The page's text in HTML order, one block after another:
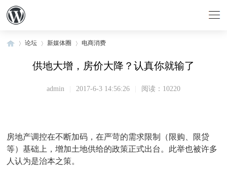
论坛 新媒体圈 电商消费
供地大增，房价大降？认真你就输了
admin 2017-6-3 14:56:26 阅读：10220
房地产调控在不断加码，在严苛的需求限制（限购、限贷
等）基础上，增加土地供给的政策正式出台。此举也被许多
人认为是治本之策。